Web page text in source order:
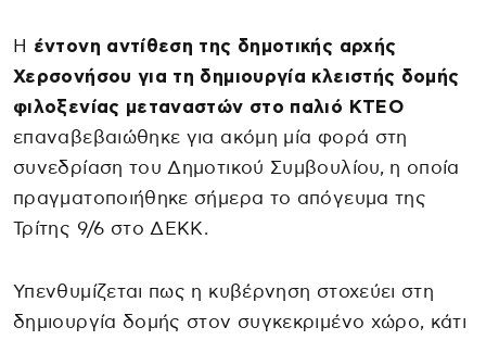
Η έντονη αντίθεση της δημοτικής αρχής
Χερσονήσου για τη δημιουργία κλειστής δομής
φιλοξενίας μεταναστών στο παλιό ΚΤΕΟ
επαναβεβαιώθηκε για ακόμη μία φορά στη
συνεδρίαση του Δημοτικού Συμβουλίου, η οποία
πραγματοποιήθηκε σήμερα το απόγευμα της
Τρίτης 9/6 στο ΔΕΚΚ.
Υπενθυμίζεται πως η κυβέρνηση στοχεύει στη
δημιουργία δομής στον συγκεκριμένο χώρο, κάτι